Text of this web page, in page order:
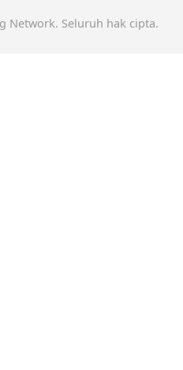
Network. Seluruh hak cipta.